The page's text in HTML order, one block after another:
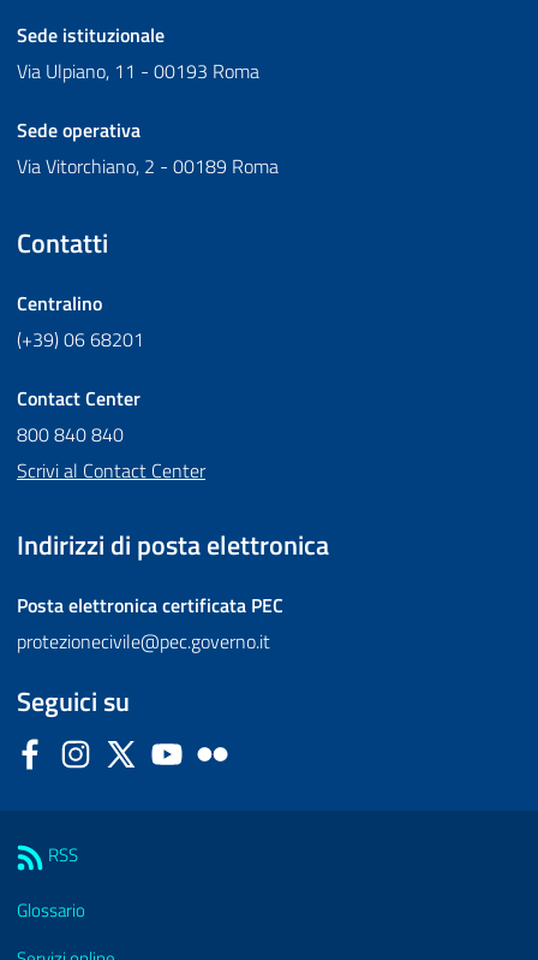
Sede istituzionale
Via Ulpiano, 11 - 00193 Roma
Sede operativa
Via Vitorchiano, 2 - 00189 Roma
Contatti
Centralino
(+39) 06 68201
Contact Center
800 840 840
Scrivi al Contact Center
Indirizzi di posta elettronica
Posta elettronica certificata PEC
protezionecivile@pec.governo.it
Seguici su
FacebookInstagram
Twitter YouTube
RSS
Glossario